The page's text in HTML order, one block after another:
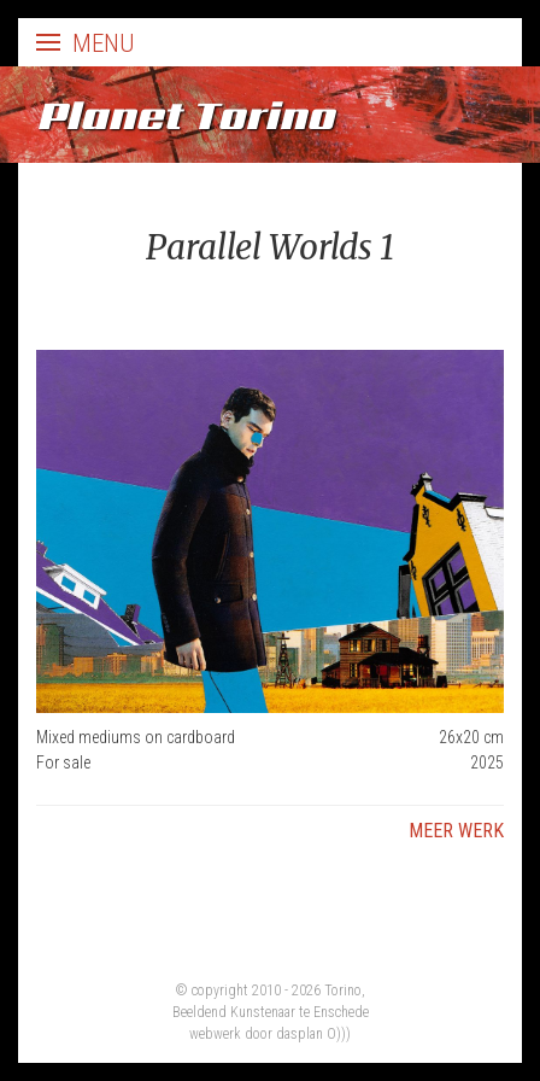
Parallel Worlds 1
26x20 cm
Mixed mediums on cardboard
2025
For sale
MEER WERK
© copyright 2010 - 2026 Torino,
Beeldend Kunstenaar te Enschede
webwerk door dasplan O)))
Planet Torino